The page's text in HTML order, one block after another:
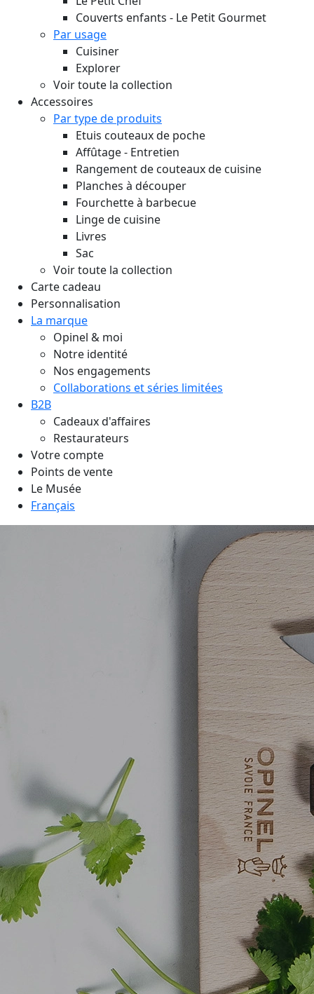
Couverts enfants - Le Petit Gourmet
Par usage
Cuisiner
Explorer
Voir toute la collection
Accessoires
Par type de produits
Etuis couteaux de poche
Affûtage - Entretien
Rangement de couteaux de cuisine
Planches à découper
Fourchette à barbecue
Linge de cuisine
Livres
Sac
Voir toute la collection
Carte cadeau
Personnalisation
La marque
Opinel & moi
Notre identité
Nos engagements
Collaborations et séries limitées
B2B
Cadeaux d'affaires
Restaurateurs
Votre compte
Points de vente
Le Musée
Français